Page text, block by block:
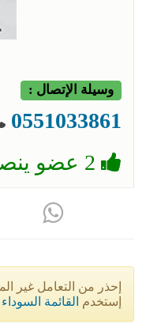
وسيلة الإتصال :
0551033861
إحذر من التعامل غير
إستخدم القائمة السوداء